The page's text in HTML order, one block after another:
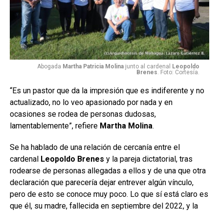
Abogada Martha Patricia Molina junto al cardenal Leopoldo
Brenes . Foto: Cortesía.
“Es un pastor que da la impresión que es indiferente y no
actualizado, no lo veo apasionado por nada y en
ocasiones se rodea de personas dudosas,
lamentablemente”, refiere Martha Molina.
Se ha hablado de una relación de cercanía entre el
cardenal Leopoldo Brenes y la pareja dictatorial, tras
rodearse de personas allegadas a ellos y de una que otra
declaración que parecería dejar entrever algún vínculo,
pero de esto se conoce muy poco. Lo que sí está claro es
que él, su madre, fallecida en septiembre del 2022, y la